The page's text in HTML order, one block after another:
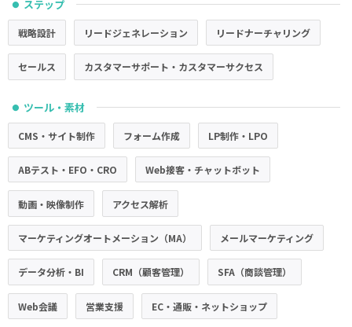
● ステップ
戦略設計 リードジェネレーション リードナーチャリング
セールス カスタマーサポート・カスタマーサクセス
● ツール・素材
CMS・サイト制作 フォーム作成 LP制作・LPO
ABテスト・EFO・CRO Web接客・チャットボット
動画・映像制作 アクセス解析
マーケティングオートメーション（MA） メールマーケティング
データ分析・BI CRM（顧客管理） SFA（商談管理）
Web会議 営業支援 EC・通販・ネットショップ